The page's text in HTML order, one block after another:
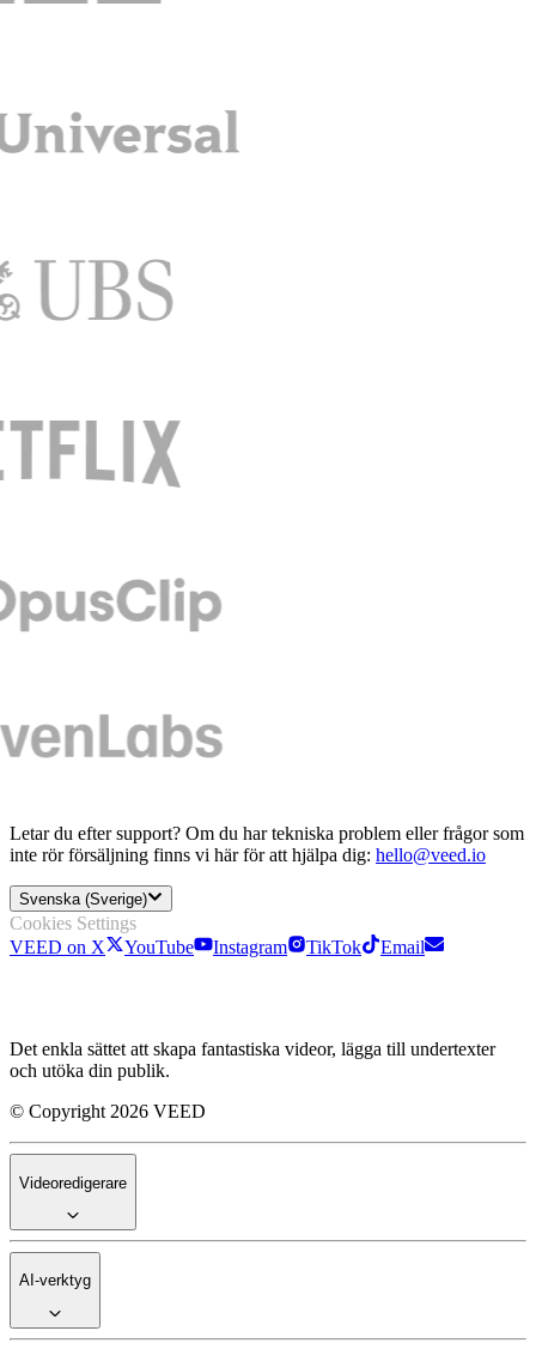
Letar du efter support? Om du har tekniska problem eller frågor som
inte rör försäljning finns vi här för att hjälpa dig: hello@veed.io
Svenska (Sverige)
Cookies Settings
VEED on X
YouTube Instagram TikTok Email
Det enkla sättet att skapa fantastiska videor, lägga till undertexter
och utöka din publik.
© Copyright 2026 VEED
Videoredigerare
AI-verktyg